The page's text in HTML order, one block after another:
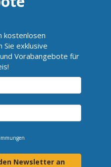
kostenlosen
exklusive
Vorabangebote für
Newsletter an